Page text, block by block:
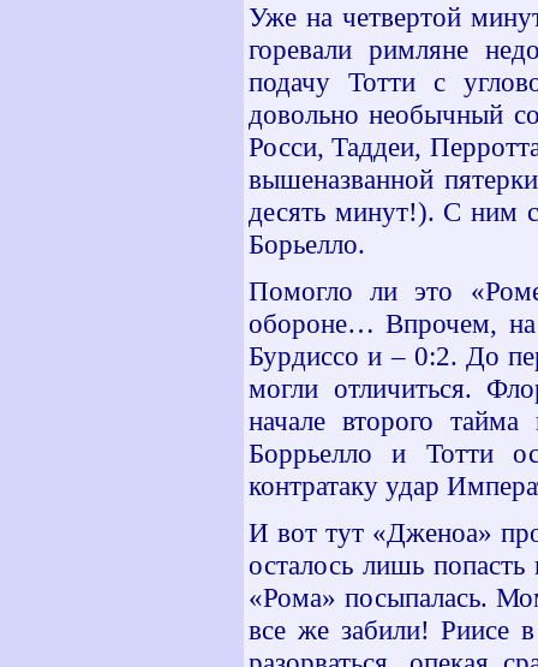
Уже на четвертой
горевали римляне
подачу Тотти с
довольно необычный
Росси, Таддеи,
вышеназванной
десять минут!). С ним
Борьелло.
Помогло ли это
обороне… Впрочем, на
Бурдиссо и – 0:2. До
могли отличиться.
начале второго
Боррьелло и Тотти
контратаку удар
И вот тут «Дженоа»
осталось лишь
«Рома» посыпалась.
все же забили! Риисе